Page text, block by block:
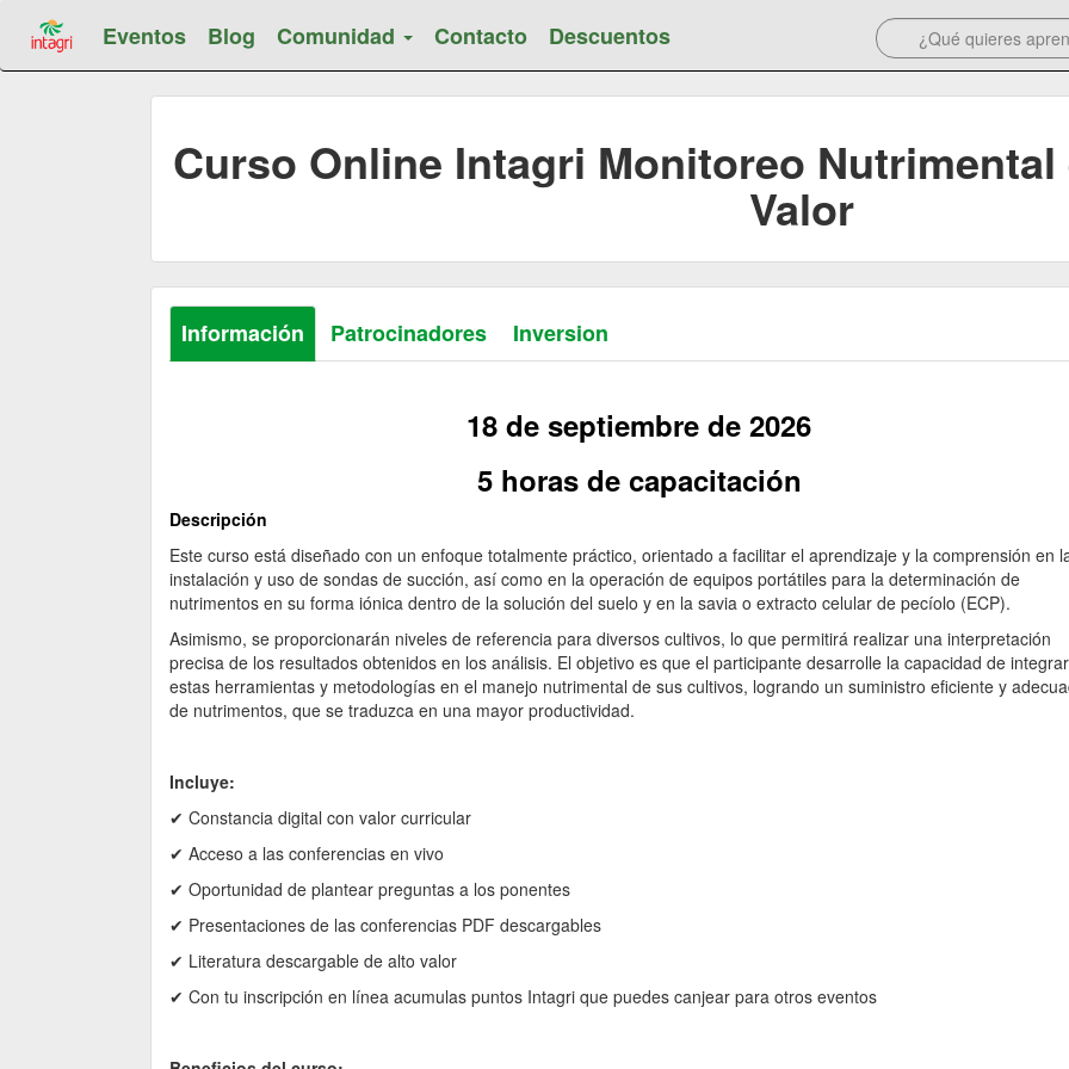
Eventos Blog Comunidad Contacto Descuentos
Curso Online Intagri Monitoreo
Valor
Información Patrocinadores Inversion
18 de septiembre de 2026
5 horas de capacitación
Descripción
Este curso está diseñado con un enfoque totalmente práctico, orientado a facilitar el aprendizaje y la comprensión en
instalación y uso de sondas de succión, así como en la operación de equipos portátiles para la determinación de
nutrimentos en su forma iónica dentro de la solución del suelo y en la savia o extracto celular de pecíolo (ECP).
Asimismo, se proporcionarán niveles de referencia para diversos cultivos, lo que permitirá realizar una interpretación
precisa de los resultados obtenidos en los análisis. El objetivo es que el participante desarrolle la capacidad de integrar
estas herramientas y metodologías en el manejo nutrimental de sus cultivos, logrando un suministro eficiente y
de nutrimentos, que se traduzca en una mayor productividad.
Incluye:
✔ ​Constancia digital con valor curricular
✔ ​Acceso a las conferencias en vivo
✔ ​Oportunidad de plantear preguntas a los ponentes
✔ ​Presentaciones de las conferencias PDF descargables
✔ ​Literatura descargable de alto valor
✔ ​Con tu inscripción en línea acumulas puntos Intagri que puedes canjear para otros eventos